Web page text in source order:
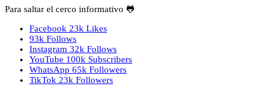
Para saltar el cerco informativo 🐸
Facebook 23k Likes
93k Follows
Instagram 32k Follows
YouTube 100k Subscribers
WhatsApp 65k Followers
TikTok 23k Followers